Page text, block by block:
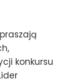
konkursu